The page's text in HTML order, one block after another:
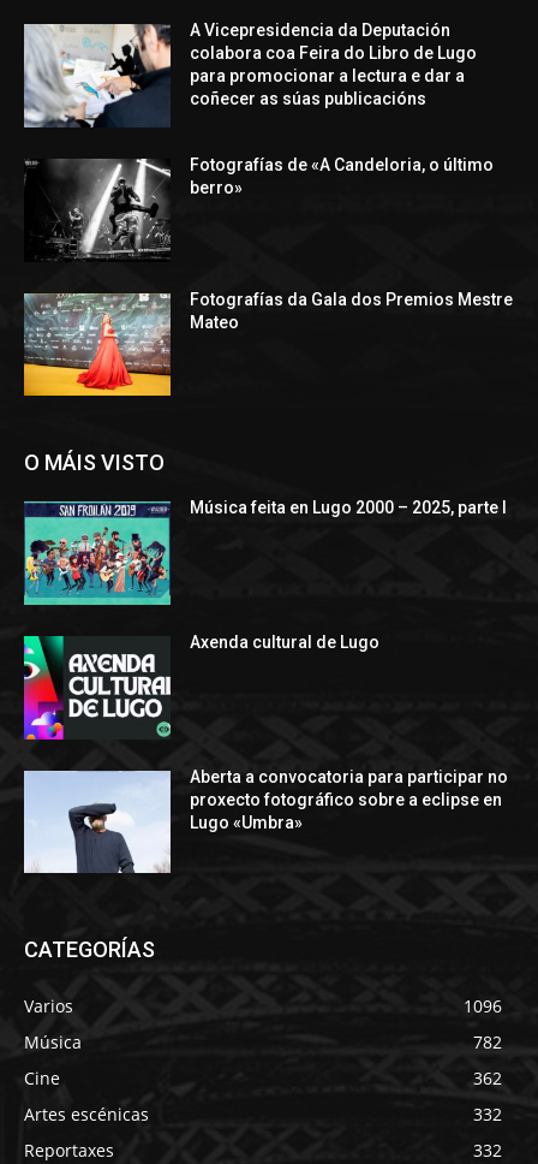
A Vicepresidencia da Deputación
colabora coa Feira do Libro de Lugo
para promocionar a lectura e dar a
coñecer as súas publicacións
Fotografías de «A Candeloria, o último
berro»
Fotografías da Gala dos Premios Mestre
Mateo
O MÁIS VISTO
Música feita en Lugo 2000 – 2025, parte I
Axenda cultural de Lugo
Aberta a convocatoria para participar no
proxecto fotográfico sobre a eclipse en
Lugo «Umbra»
CATEGORÍAS
Varios
1096
Música
782
Cine
362
Artes escénicas
332
Reportaxes
332